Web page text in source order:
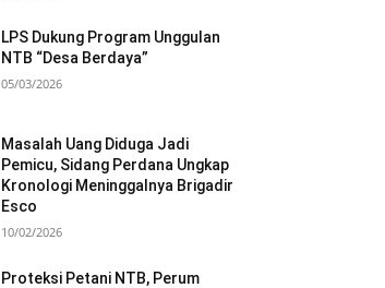
LPS Dukung Program Unggulan
NTB “Desa Berdaya”
05/03/2026
Masalah Uang Diduga Jadi
Pemicu, Sidang Perdana Ungkap
Kronologi Meninggalnya Brigadir
Esco
10/02/2026
Proteksi Petani NTB, Perum